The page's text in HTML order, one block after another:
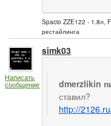
Spacio ZZE122 - 1.8л,
рестайлинга
Написать
сообщение
simk03
dmerzlikin
ставил?
http://